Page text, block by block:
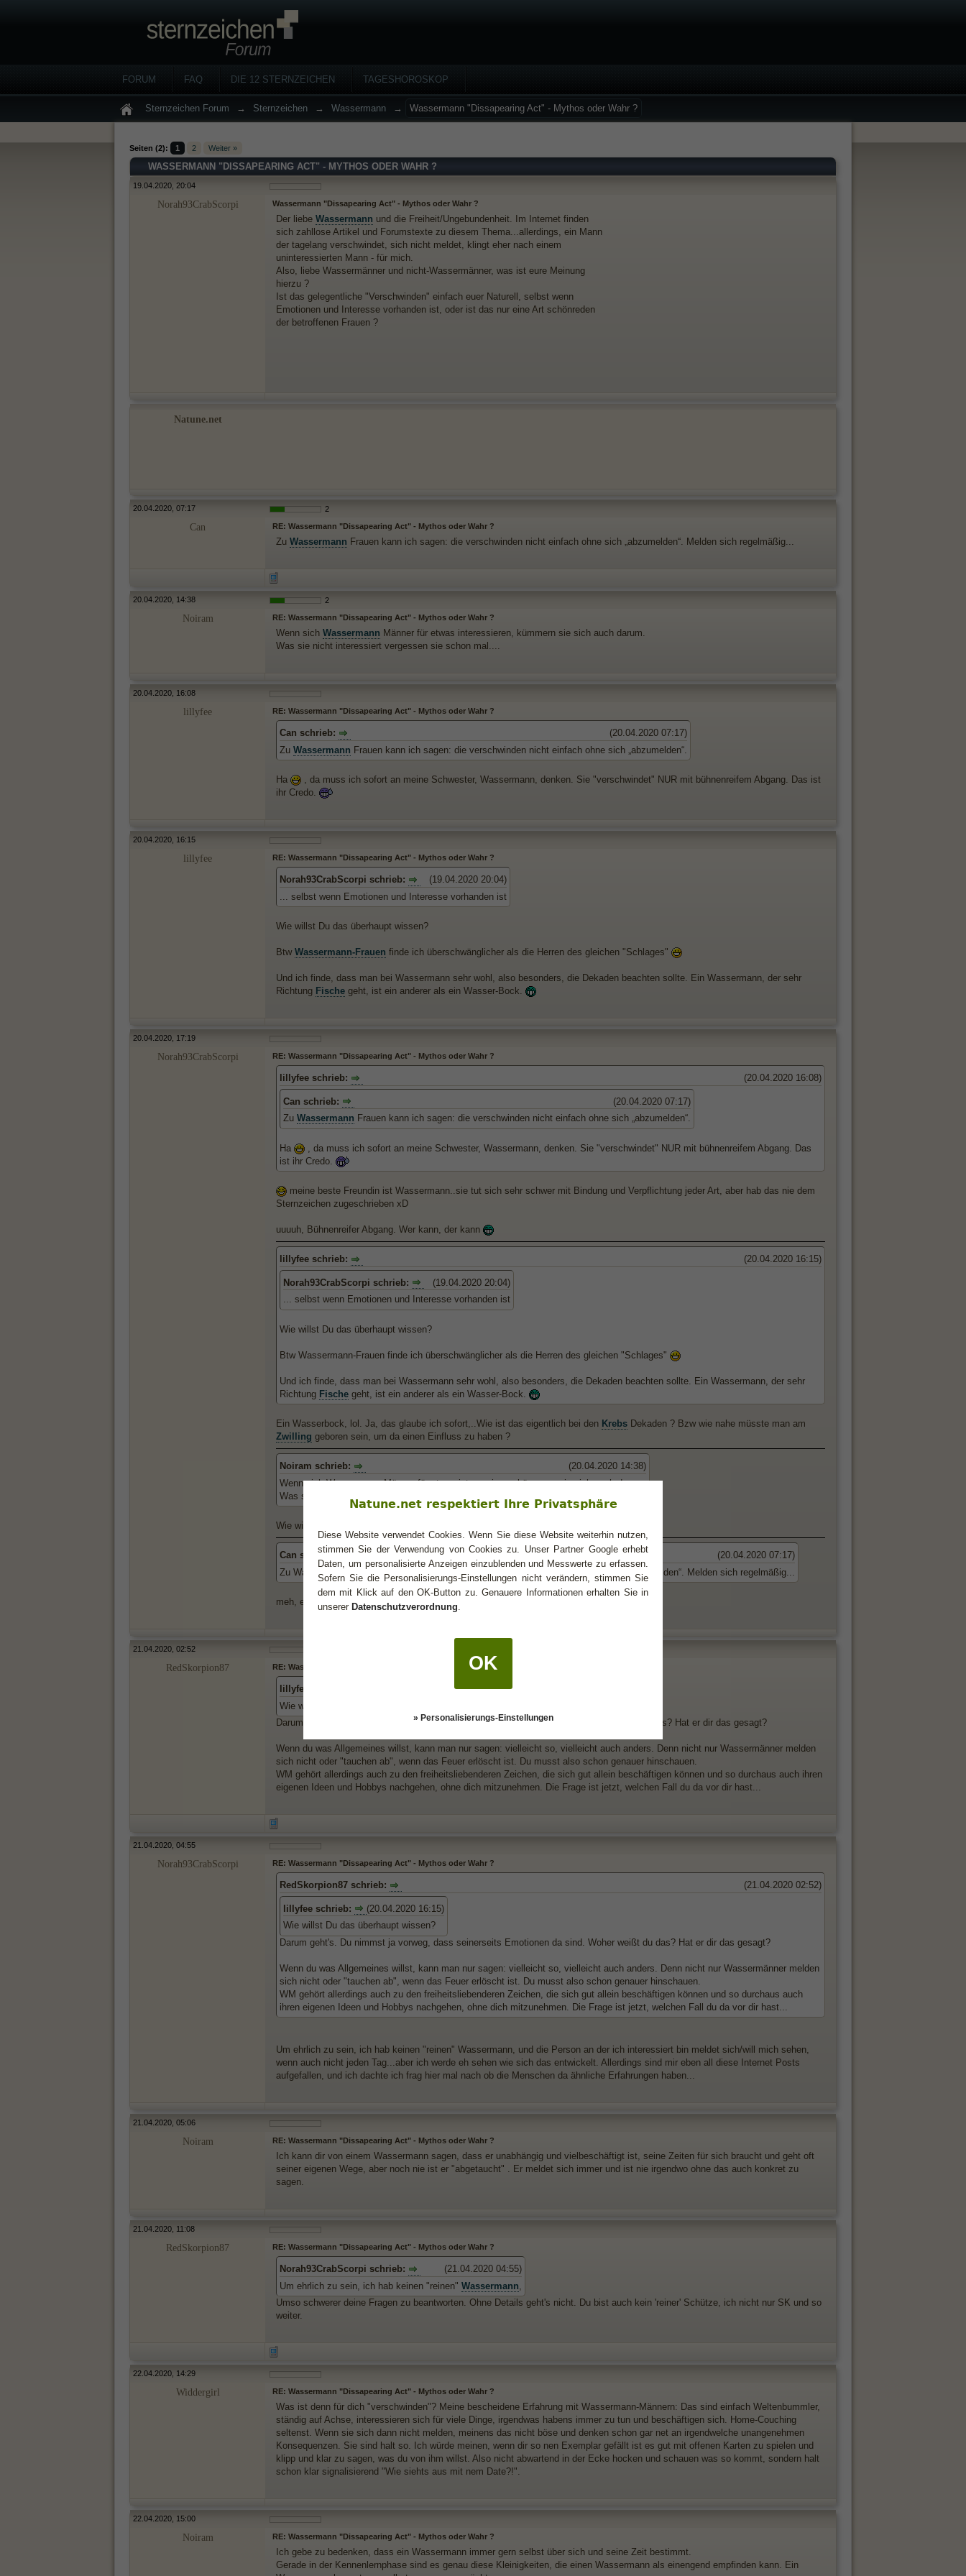
FORUM FAQ DIE 12 STERNZEICHEN TAGESHOROSKOP
Sternzeichen Forum → Sternzeichen → Wassermann → Wassermann "Dissapearing Act" - Mythos oder Wahr ?
Seiten (2): 1 2 Weiter »
WASSERMANN "DISSAPEARING ACT" - MYTHOS ODER WAHR ?
19.04.2020, 20:04
Norah93CrabScorpi Wassermann "Dissapearing Act" - Mythos oder Wahr ?
Der liebe Wassermann und die Freiheit/Ungebundenheit. Im Internet finden
sich zahllose Artikel und Forumstexte zu diesem Thema...allerdings, ein Mann
der tagelang verschwindet, sich nicht meldet, klingt eher nach einem
uninteressierten Mann - für mich.
Also, liebe Wassermänner und nicht-Wassermänner, was ist eure Meinung
hierzu ?
Ist das gelegentliche "Verschwinden" einfach euer Naturell, selbst wenn
Emotionen und Interesse vorhanden ist, oder ist das nur eine Art schönreden
der betroffenen Frauen ?
Natune.net
20.04.2020, 07:17 2
Can RE: Wassermann "Dissapearing Act" - Mythos oder Wahr ?
Zu Wassermann Frauen kann ich sagen: die verschwinden nicht einfach ohne sich „abzumelden“. Melden sich regelmäßig...
20.04.2020, 14:38 2
Noiram RE: Wassermann "Dissapearing Act" - Mythos oder Wahr ?
Wenn sich Wassermann Männer für etwas interessieren, kümmern sie sich auch darum.
Was sie nicht interessiert vergessen sie schon mal....
20.04.2020, 16:08
lillyfee RE: Wassermann "Dissapearing Act" - Mythos oder Wahr ?
(20.04.2020 07:17)
Can schrieb:
Zu Wassermann Frauen kann ich sagen: die verschwinden nicht einfach ohne sich „abzumelden“.
Ha
, da muss ich sofort an meine Schwester, Wassermann, denken. Sie "verschwindet" NUR mit bühnenreifem Abgang. Das ist
ihr Credo.
20.04.2020, 16:15
lillyfee RE: Wassermann "Dissapearing Act" - Mythos oder Wahr ?
(19.04.2020 20:04)
Norah93CrabScorpi schrieb:
... selbst wenn Emotionen und Interesse vorhanden ist
Wie willst Du das überhaupt wissen?
Btw Wassermann-Frauen finde ich überschwänglicher als die Herren des gleichen "Schlages"
Und ich finde, dass man bei Wassermann sehr wohl, also besonders, die Dekaden beachten sollte. Ein Wassermann, der sehr
Richtung Fische geht, ist ein anderer als ein Wasser-Bock.
20.04.2020, 17:19
Norah93CrabScorpi RE: Wassermann "Dissapearing Act" - Mythos oder Wahr ?
(20.04.2020 16:08)
lillyfee schrieb:
(20.04.2020 07:17)
Can schrieb:
Zu Wassermann Frauen kann ich sagen: die verschwinden nicht einfach ohne sich „abzumelden“.
Ha
, da muss ich sofort an meine Schwester, Wassermann, denken. Sie "verschwindet" NUR mit bühnenreifem Abgang. Das
ist ihr Credo.
meine beste Freundin ist Wassermann..sie tut sich sehr schwer mit Bindung und Verpflichtung jeder Art, aber hab das nie dem
Sternzeichen zugeschrieben xD
uuuuh, Bühnenreifer Abgang. Wer kann, der kann
(20.04.2020 16:15)
lillyfee schrieb:
(19.04.2020 20:04)
Norah93CrabScorpi schrieb:
... selbst wenn Emotionen und Interesse vorhanden ist
Wie willst Du das überhaupt wissen?
Btw Wassermann-Frauen finde ich überschwänglicher als die Herren des gleichen "Schlages"
Und ich finde, dass man bei Wassermann sehr wohl, also besonders, die Dekaden beachten sollte. Ein Wassermann, der sehr
Richtung Fische geht, ist ein anderer als ein Wasser-Bock.
Ein Wasserbock, lol. Ja, das glaube ich sofort,..Wie ist das eigentlich bei den Krebs Dekaden ? Bzw wie nahe müsste man am
Zwilling geboren sein, um da einen Einfluss zu haben ?
(20.04.2020 14:38)
Noiram schrieb:
Wenn sich Wassermann Männer für etwas interessieren, kümmern sie sich auch darum.
Was sie nicht interessiert vergessen sie schon mal....
Wie wir alle, lol
(20.04.2020 07:17)
Can schrieb:
Zu Wassermann Frauen kann ich sagen: die verschwinden nicht einfach ohne sich „abzumelden“. Melden sich regelmäßig...
meh, erzähl das mal meiner Freundin
21.04.2020, 02:52
RedSkorpion87 RE: Wassermann "Dissapearing Act" - Mythos oder Wahr ?
lillyfee schrieb:
Wie willst Du das überhaupt wissen?
Darum geht's. Du nimmst ja vorweg, dass seinerseits Emotionen da sind. Woher weißt du das? Hat er dir das gesagt?
Wenn du was Allgemeines willst, kann man nur sagen: vielleicht so, vielleicht auch anders. Denn nicht nur Wassermänner melden
sich nicht oder "tauchen ab", wenn das Feuer erlöscht ist. Du musst also schon genauer hinschauen.
WM gehört allerdings auch zu den freiheitsliebenderen Zeichen, die sich gut allein beschäftigen können und so durchaus auch ihren
eigenen Ideen und Hobbys nachgehen, ohne dich mitzunehmen. Die Frage ist jetzt, welchen Fall du da vor dir hast...
21.04.2020, 04:55
Norah93CrabScorpi RE: Wassermann "Dissapearing Act" - Mythos oder Wahr ?
(21.04.2020 02:52)
RedSkorpion87 schrieb:
(20.04.2020 16:15)
lillyfee schrieb:
Wie willst Du das überhaupt wissen?
Darum geht's. Du nimmst ja vorweg, dass seinerseits Emotionen da sind. Woher weißt du das? Hat er dir das gesagt?
Wenn du was Allgemeines willst, kann man nur sagen: vielleicht so, vielleicht auch anders. Denn nicht nur Wassermänner melden
sich nicht oder "tauchen ab", wenn das Feuer erlöscht ist. Du musst also schon genauer hinschauen.
WM gehört allerdings auch zu den freiheitsliebenderen Zeichen, die sich gut allein beschäftigen können und so durchaus auch
ihren eigenen Ideen und Hobbys nachgehen, ohne dich mitzunehmen. Die Frage ist jetzt, welchen Fall du da vor dir hast...
Um ehrlich zu sein, ich hab keinen "reinen" Wassermann, und die Person an der ich interessiert bin meldet sich/will mich sehen,
wenn auch nicht jeden Tag...aber ich werde eh sehen wie sich das entwickelt. Allerdings sind mir eben all diese Internet Posts
aufgefallen, und ich dachte ich frag hier mal nach ob die Menschen da ähnliche Erfahrungen haben...
21.04.2020, 05:06
Noiram RE: Wassermann "Dissapearing Act" - Mythos oder Wahr ?
Ich kann dir von einem Wassermann sagen, dass er unabhängig und vielbeschäftigt ist, seine Zeiten für sich braucht und geht oft
seiner eigenen Wege, aber noch nie ist er "abgetaucht" . Er meldet sich immer und ist nie irgendwo ohne das auch konkret zu
sagen.
21.04.2020, 11:08
RedSkorpion87 RE: Wassermann "Dissapearing Act" - Mythos oder Wahr ?
(21.04.2020 04:55)
Norah93CrabScorpi schrieb:
Um ehrlich zu sein, ich hab keinen "reinen" Wassermann
Umso schwerer deine Fragen zu beantworten. Ohne Details geht's nicht. Du bist auch kein 'reiner' Schütze, ich nicht nur SK und so
weiter.
22.04.2020, 14:29
Widdergirl RE: Wassermann "Dissapearing Act" - Mythos oder Wahr ?
Was ist denn für dich "verschwinden"? Meine bescheidene Erfahrung mit Wassermann-Männern: Das sind einfach Weltenbummler,
ständig auf Achse, interessieren sich für viele Dinge, irgendwas habens immer zu tun und beschäftigen sich. Home-Couching
seltenst. Wenn sie sich dann nicht melden, meinens das nicht böse und denken schon gar net an irgendwelche unangenehmen
Konsequenzen. Sie sind halt so. Ich würde meinen, wenn dir so nen Exemplar gefällt ist es gut mit offenen Karten zu spielen und
klipp und klar zu sagen, was du von ihm willst. Also nicht abwartend in der Ecke hocken und schauen was so kommt, sondern halt
schon klar signalisierend "Wie siehts aus mit nem Date?!".
22.04.2020, 15:00
Noiram RE: Wassermann "Dissapearing Act" - Mythos oder Wahr ?
Ich gebe zu bedenken, dass ein Wassermann immer gern selbst über sich und seine Zeit bestimmt.
Gerade in der Kennenlernphase sind es genau diese Kleinigkeiten, die einen Wassermann als einengend empfinden kann. Ein
Natune.net respektiert Ihre Privatsphäre
Diese Website verwendet Cookies. Wenn Sie diese Website weiterhin nutzen,
stimmen Sie der Verwendung von Cookies zu. Unser Partner Google erhebt
Daten, um personalisierte Anzeigen einzublenden und Messwerte zu erfassen.
Sofern Sie die Personalisierungs-Einstellungen nicht verändern, stimmen Sie
dem mit Klick auf den OK-Button zu. Genauere Informationen erhalten Sie in
unserer Datenschutzverordnung
OK
» Personalisierungs-Einstellungen